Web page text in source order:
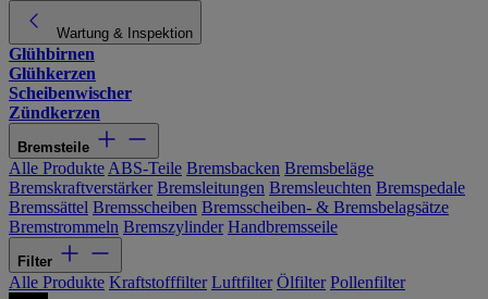
Wartung & Inspektion
Glühbirnen
Glühkerzen
Scheibenwischer
Zündkerzen
Bremsteile
Alle Produkte ABS-Teile Bremsbacken Bremsbeläge
Bremskraftverstärker Bremsleitungen Bremsleuchten Bremspedale
Bremssättel Bremsscheiben Bremsscheiben- & Bremsbelagsätze
Bremstrommeln Bremszylinder Handbremsseile
Filter
Alle Produkte Kraftstofffilter Luftfilter Ölfilter Pollenfilter